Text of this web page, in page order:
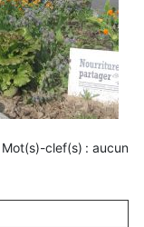
Mot(s)-clef(s) : aucun